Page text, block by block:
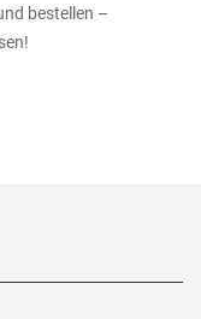
bestellen –